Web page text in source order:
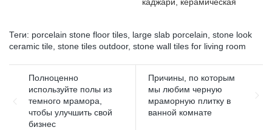
т. д. и пользуется хорошей
Поверхности .MoCo&
Ceramica обобщает
продуктов и постоянно их
улучшает. Технические
характеристики
нескользящей
керамогранитной плитки с
на рынке, она обладает
несравненными
выдающимися
преимуществами с точки
зрения
производительности,
качества, внешнего вида и
Теги: porcelain stone floor tiles large slab porcelain stone look
ceramic tile stone tiles outdoor, stone wall tiles for living room
Полноценно
используйте полы из
темного мрамора,
чтобы улучшить свой
бизнес
Причины, по которым
мы любим черную
мраморную плитку в
ванной комнате